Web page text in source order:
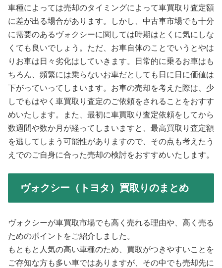
車種によっては売却のタイミングによって車買取り査定額
に差が出る場合があります。しかし、中古車市場でも十分
に需要のあるヴォクシーに関しては時期はとくに気にしな
くても良いでしょう。ただ、お車自体のことでいうとやは
りお車は日々劣化はしていきます。日常的に乗るお車はも
ちろん、頻繁には乗らないお車だとしても日に日に価値は
下がっていってしまいます。お車の売却を考えた際は、少
しでもはやく車買取り査定のご依頼をされることをおすす
めいたします。また、最初に車買取り査定依頼をしてから
数週間や数か月が経ってしまいますと、最高買取り査定額
を逃してしまう可能性がありますので、その点も考えたう
えでのご自身に合った売却の検討をおすすめいたします。
ヴォクシー（トヨタ）買取りのまとめ
ヴォクシーが車買取市場でも高く売れる理由や、高く売る
ためのポイントをご紹介しました。
もともと人気の高い車種のため、買取がつきやすいことを
ご存知な方も多い車ではありますが、その中でも売却先に